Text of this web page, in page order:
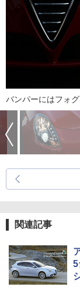
バンパーにはフォ
関連記事
5